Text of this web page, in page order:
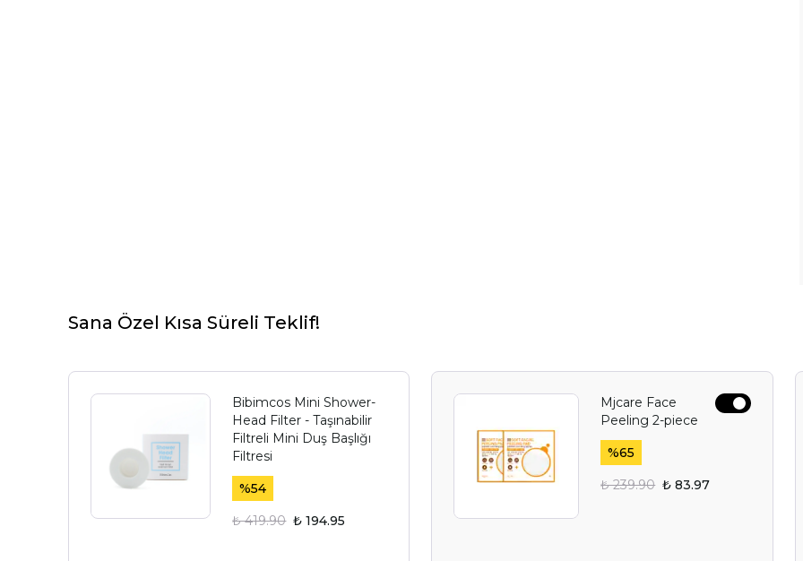
Sana Özel Kısa Süreli Teklif!
Bibimcos Mini Shower-
Head Filter - Taşınabilir
Filtreli Mini Duş Başlığı
Filtresi
%54
₺ 419.90 ₺ 194.95
Mjcare Face
Peeling 2-piece
%65
₺ 239.90 ₺ 83.97